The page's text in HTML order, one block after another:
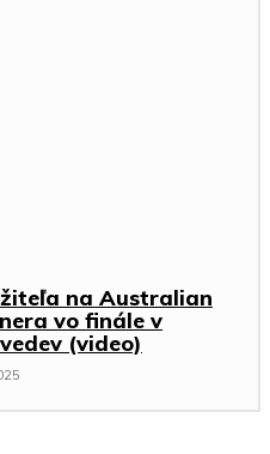
na Australian
vo finále v
(video)